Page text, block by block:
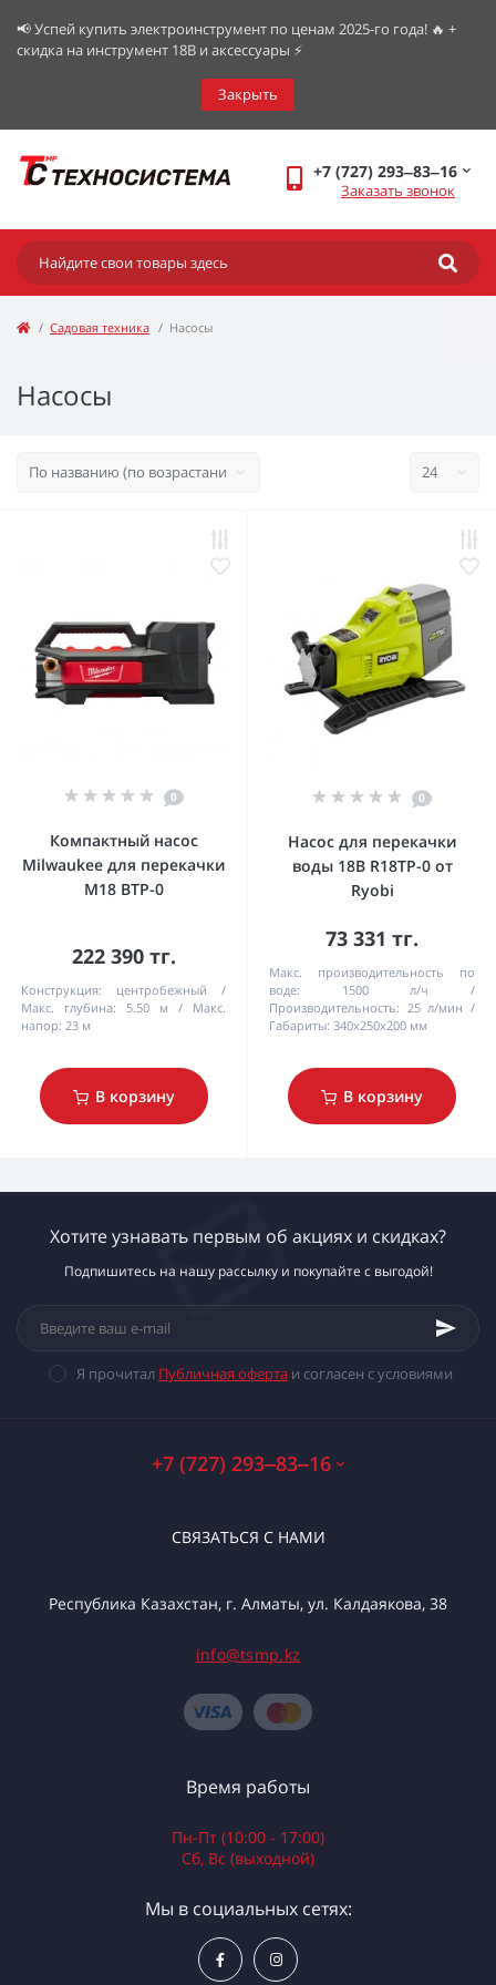
📢 Успей купить электроинструмент по ценам 2025-го года! 🔥 +
скидка на инструмент 18В и аксессуары ⚡️
Закрыть
+7 (727) 293‒83‒16
Заказать звонок
Садовая техника Насосы
Насосы
0
Компактный насос
Milwaukee для перекачки
M18 BTP-0
222 390 тг.
Конструкция:
центробежный
Макс. глубина:
5.50 м
Макс.
напор: 23 м
В корзину
0
Насос для перекачки
воды 18В R18TP-0 от
Ryobi
73 331 тг.
Макс. производительность по
воде:
1500 л/ч
Производительность: 25 л/мин
Габариты: 340х250х200 мм
В корзину
Хотите узнавать первым об акциях и скидках?
Подпишитесь на нашу рассылку и покупайте с выгодой!
Я прочитал Публичная оферта и согласен с условиями
+7 (727) 293‒83‒16
СВЯЗАТЬСЯ С НАМИ
Республика Казахстан, г. Алматы, ул. Калдаякова, 38
info@tsmp.kz
Время работы
Пн-Пт (10:00 - 17:00)
Сб, Вс (выходной)
Мы в социальных сетях: